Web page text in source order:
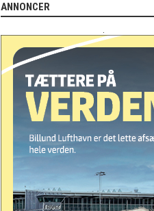
ANNONCER